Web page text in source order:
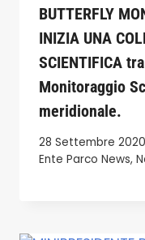
BUTTERFLY
INIZIA UNA
SCIENTIFICA
Monitoraggio
meridionale.
28 Settembre 2020
Ente Parco News,